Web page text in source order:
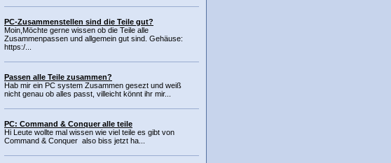
PC-Zusammenstellen sind die Teile gut?
Moin,Möchte gerne wissen ob die Teile alle
Zusammenpassen und allgemein gut sind. Gehäuse:
https:/...
Passen alle Teile zusammen?
Hab mir ein PC system Zusammen gesezt und weiß
nicht genau ob alles passt, villeicht könnt ihr mir...
PC: Command & Conquer alle teile
Hi Leute wollte mal wissen wie viel teile es gibt von
Command & Conquer also biss jetzt ha...